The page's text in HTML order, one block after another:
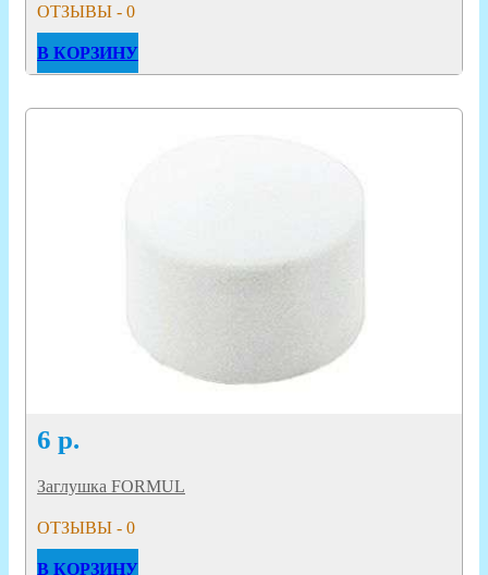
ОТЗЫВЫ - 0
В КОРЗИНУ
6 р.
Заглушка FORMUL
ОТЗЫВЫ - 0
В КОРЗИНУ